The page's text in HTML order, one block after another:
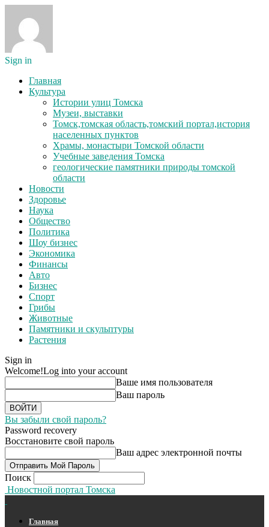
Sign in
Главная
Культура
Истории улиц Томска
Музеи, выставки
Томск,томская область,томский портал,история
населенных пунктов
Храмы, монастыри Томской области
Учебные заведения Томска
геологические памятники природы томской
области
Новости
Здоровье
Наука
Общество
Политика
Шоу бизнес
Экономика
Финансы
Авто
Бизнес
Спорт
Грибы
Животные
Памятники и скульптуры
Растения
Sign in
Welcome!Log into your account
Ваше имя пользователя
Ваш пароль
Вы забыли свой пароль?
Password recovery
Восстановите свой пароль
Ваш адрес электронной почты
Поиск
Новостной портал Томска
Главная